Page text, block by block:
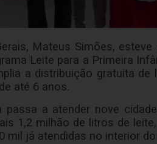
Mateus Simões,
Leite para a Primeira
a distribuição gratuita
até 6 anos.
a atender nove
1,2 milhão de litros de
mil já atendidas no interior